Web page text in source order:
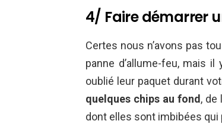
4/ Faire démarrer
Certes nous n’avons pas
panne d’allume-feu, mais
oublié leur paquet durant
quelques chips au fond, de
dont elles sont imbibées qui